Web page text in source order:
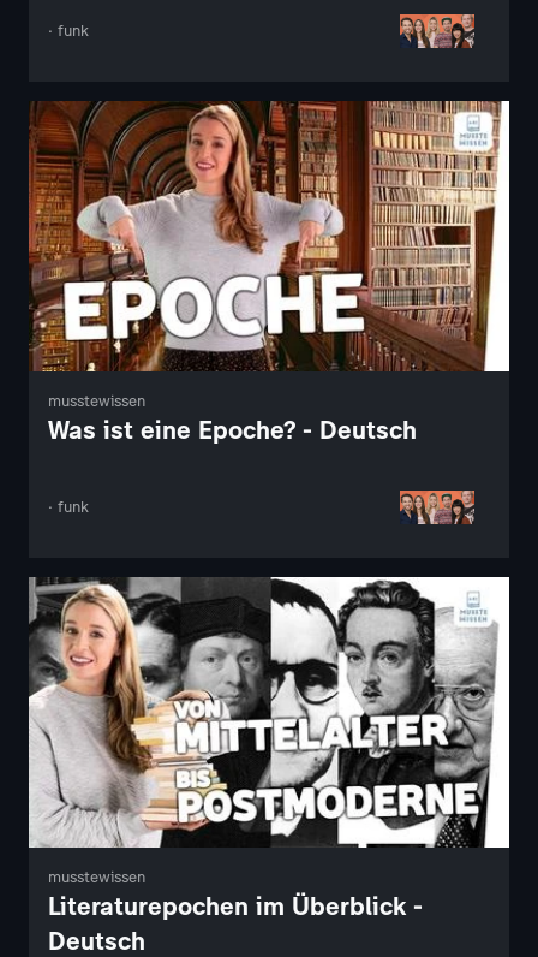
· funk
musstewissen
Was ist eine Epoche? - Deutsch
· funk
musstewissen
Literaturepochen im Überblick -
Deutsch